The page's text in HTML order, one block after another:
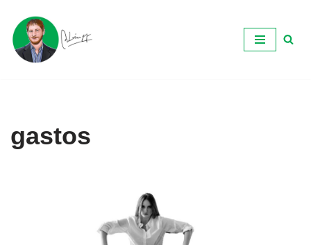
Ir
al
gastos